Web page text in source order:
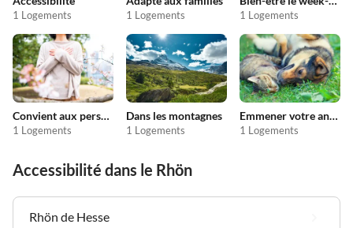
1 Logements 1 Logements 1 Logements
Convient aux personnes allergiques
1 Logements
Dans les montagnes
1 Logements
Emmener votre animal en vacances
1 Logements
Accessibilité dans le Rhön
Rhön de Hesse